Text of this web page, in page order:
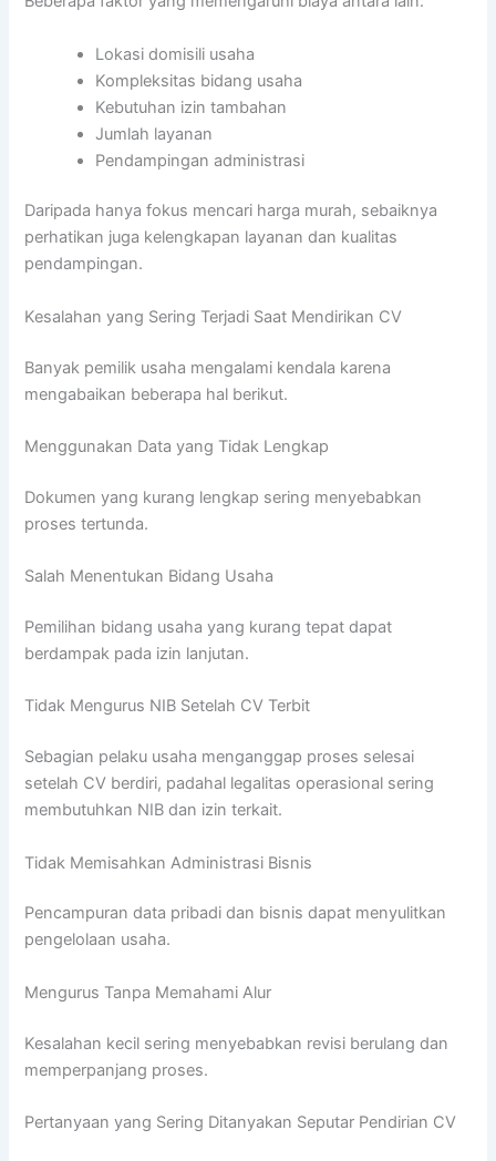
Lokasi domisili usaha
Kompleksitas bidang usaha
Kebutuhan izin tambahan
Jumlah layanan
Pendampingan administrasi
Daripada hanya fokus mencari harga murah, sebaiknya
perhatikan juga kelengkapan layanan dan kualitas
pendampingan.
Kesalahan yang Sering Terjadi Saat Mendirikan CV
Banyak pemilik usaha mengalami kendala karena
mengabaikan beberapa hal berikut.
Menggunakan Data yang Tidak Lengkap
Dokumen yang kurang lengkap sering menyebabkan
proses tertunda.
Salah Menentukan Bidang Usaha
Pemilihan bidang usaha yang kurang tepat dapat
berdampak pada izin lanjutan.
Tidak Mengurus NIB Setelah CV Terbit
Sebagian pelaku usaha menganggap proses selesai
setelah CV berdiri, padahal legalitas operasional sering
membutuhkan NIB dan izin terkait.
Tidak Memisahkan Administrasi Bisnis
Pencampuran data pribadi dan bisnis dapat menyulitkan
pengelolaan usaha.
Mengurus Tanpa Memahami Alur
Kesalahan kecil sering menyebabkan revisi berulang dan
memperpanjang proses.
Pertanyaan yang Sering Ditanyakan Seputar Pendirian CV